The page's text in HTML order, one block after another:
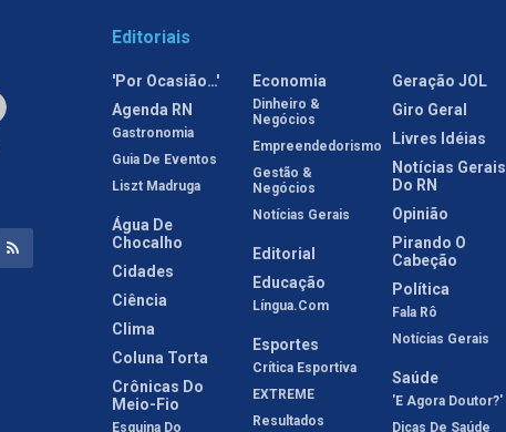
Editoriais
'Por Ocasião…'
Agenda RN
Gastronomia
Guia De Eventos
Liszt Madruga
Água De
Chocalho
Cidades
Ciência
Clima
Coluna Torta
Crônicas Do
Meio-Fio
Esquina Do
Economia
Dinheiro &
Negócios
Empreendedorismo
Gestão &
Negócios
Notícias Gerais
Editorial
Educação
Língua.com
Esportes
Crítica Esportiva
EXTREME
Resultados
Geração JOL
Giro Geral
Livres Idéias
Notícias Gerais
Do RN
Opinião
Pirando O
Cabeção
Política
Fala Rô
Notícias Gerais
Saúde
'E Agora Doutor?'
Dicas De Saúde